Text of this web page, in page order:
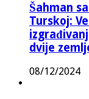
Šahman
Turskoj:
dvije
08/12/2024